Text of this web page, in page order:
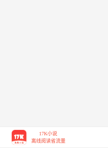
17K小说
离线阅读省流量